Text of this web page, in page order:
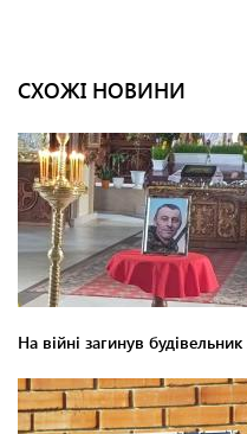
СХОЖІ НОВИНИ
На війні загинув будівельник